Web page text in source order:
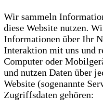
Wir sammeln
diese Website nutzen.
Informationen über Ihr
Interaktion mit uns und
Computer oder
und nutzen Daten über
Website (sogenannte
Zugriffsdaten gehören: